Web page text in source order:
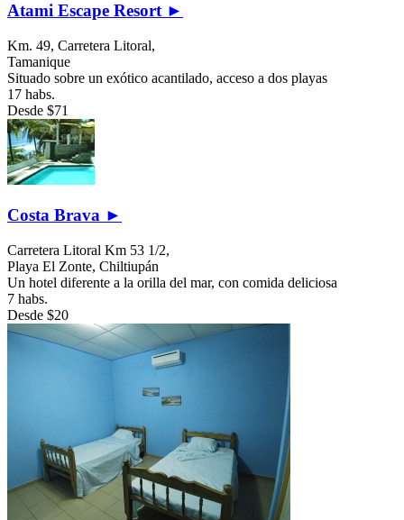
Atami Escape Resort ►
Km. 49, Carretera Litoral,
Tamanique
Situado sobre un exótico acantilado, acceso a dos playas
17 habs.
Desde $71
Costa Brava ►
Carretera Litoral Km 53 1/2,
Playa El Zonte, Chiltiupán
Un hotel diferente a la orilla del mar, con comida deliciosa
7 habs.
Desde $20